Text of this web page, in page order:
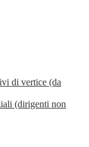
di vertice (da
(dirigenti non